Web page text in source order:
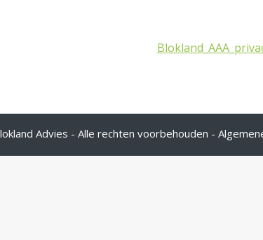
Advies - Alle rechten voorbehouden -